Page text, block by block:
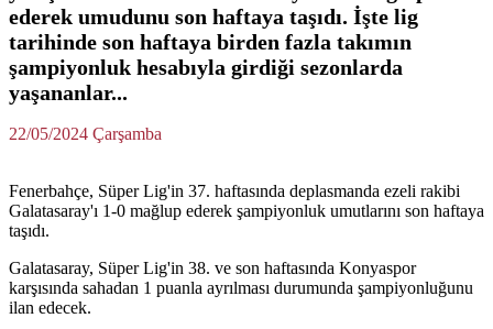
ederek umudunu son haftaya taşıdı. İşte lig
tarihinde son haftaya birden fazla takımın
şampiyonluk hesabıyla girdiği sezonlarda
yaşananlar...
22/05/2024 Çarşamba
Fenerbahçe, Süper Lig'in 37. haftasında deplasmanda ezeli rakibi
Galatasaray'ı 1-0 mağlup ederek şampiyonluk umutlarını son haftaya
taşıdı.
Galatasaray, Süper Lig'in 38. ve son haftasında Konyaspor
karşısında sahadan 1 puanla ayrılması durumunda şampiyonluğunu
ilan edecek.